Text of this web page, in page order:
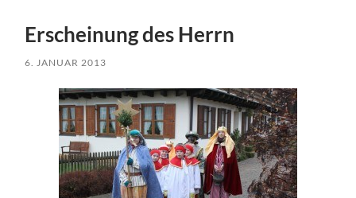
Erscheinung des Herrn
6. JANUAR 2013